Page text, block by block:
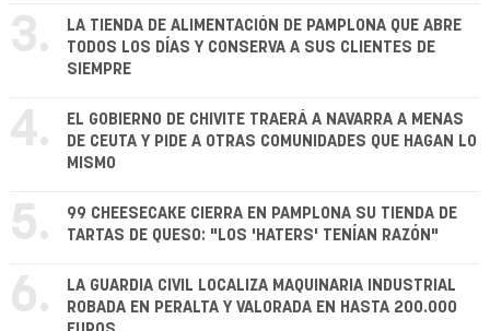
3.
LA TIENDA DE ALIMENTACIÓN DE PAMPLONA QUE ABRE
TODOS LOS DÍAS Y CONSERVA A SUS CLIENTES DE
SIEMPRE
4.
EL GOBIERNO DE CHIVITE TRAERÁ A NAVARRA A MENAS
DE CEUTA Y PIDE A OTRAS COMUNIDADES QUE HAGAN LO
MISMO
5.
99 CHEESECAKE CIERRA EN PAMPLONA SU TIENDA DE
TARTAS DE QUESO: "LOS 'HATERS' TENÍAN RAZÓN"
6.
LA GUARDIA CIVIL LOCALIZA MAQUINARIA INDUSTRIAL
ROBADA EN PERALTA Y VALORADA EN HASTA 200.000